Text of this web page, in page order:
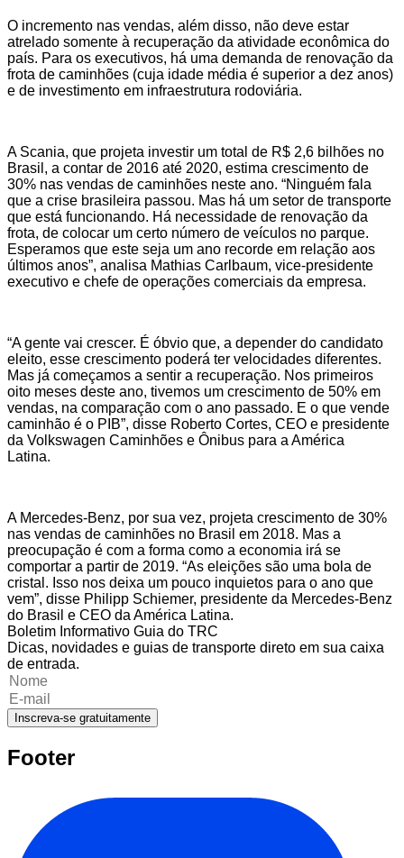
O incremento nas vendas, além disso, não deve estar
atrelado somente à recuperação da atividade econômica do
país. Para os executivos, há uma demanda de renovação da
frota de caminhões (cuja idade média é superior a dez anos)
e de investimento em infraestrutura rodoviária.
A Scania, que projeta investir um total de R$ 2,6 bilhões no
Brasil, a contar de 2016 até 2020, estima crescimento de
30% nas vendas de caminhões neste ano. “Ninguém fala
que a crise brasileira passou. Mas há um setor de transporte
que está funcionando. Há necessidade de renovação da
frota, de colocar um certo número de veículos no parque.
Esperamos que este seja um ano recorde em relação aos
últimos anos”, analisa Mathias Carlbaum, vice-presidente
executivo e chefe de operações comerciais da empresa.
“A gente vai crescer. É óbvio que, a depender do candidato
eleito, esse crescimento poderá ter velocidades diferentes.
Mas já começamos a sentir a recuperação. Nos primeiros
oito meses deste ano, tivemos um crescimento de 50% em
vendas, na comparação com o ano passado. E o que vende
caminhão é o PIB”, disse Roberto Cortes, CEO e presidente
da Volkswagen Caminhões e Ônibus para a América
Latina.
A Mercedes-Benz, por sua vez, projeta crescimento de 30%
nas vendas de caminhões no Brasil em 2018. Mas a
preocupação é com a forma como a economia irá se
comportar a partir de 2019. “As eleições são uma bola de
cristal. Isso nos deixa um pouco inquietos para o ano que
vem”, disse Philipp Schiemer, presidente da Mercedes-Benz
do Brasil e CEO da América Latina.
Boletim Informativo Guia do TRC
Dicas, novidades e guias de transporte direto em sua caixa
de entrada.
Inscreva-se gratuitamente
Footer